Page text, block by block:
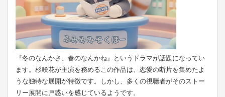
『冬のなんかさ、春のなんかね』というドラマが話題になってい
ます。杉咲花が主演を務めるこの作品は、恋愛の断片を集めたよ
うな独特な展開が特徴です。しかし、多くの視聴者がそのストー
リー展開に戸惑いを感じているようです。